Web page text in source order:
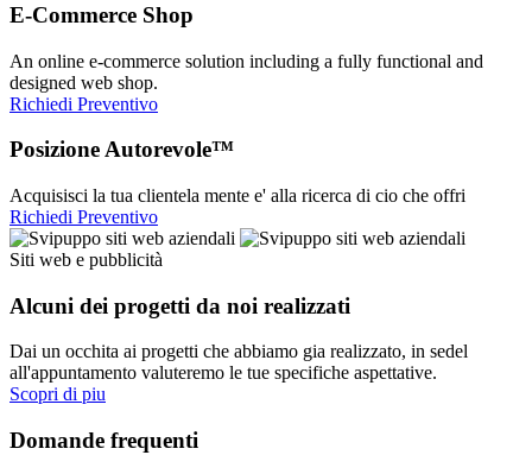
E-Commerce Shop
An online e-commerce solution including a fully functional and
designed web shop.
Richiedi Preventivo
Posizione Autorevole™
Acquisisci la tua clientela mente e' alla ricerca di cio che offri
Richiedi Preventivo
Siti web e pubblicità
Alcuni dei progetti da noi realizzati
Dai un occhita ai progetti che abbiamo gia realizzato, in sedel
all'appuntamento valuteremo le tue specifiche aspettative.
Scopri di piu
Domande frequenti